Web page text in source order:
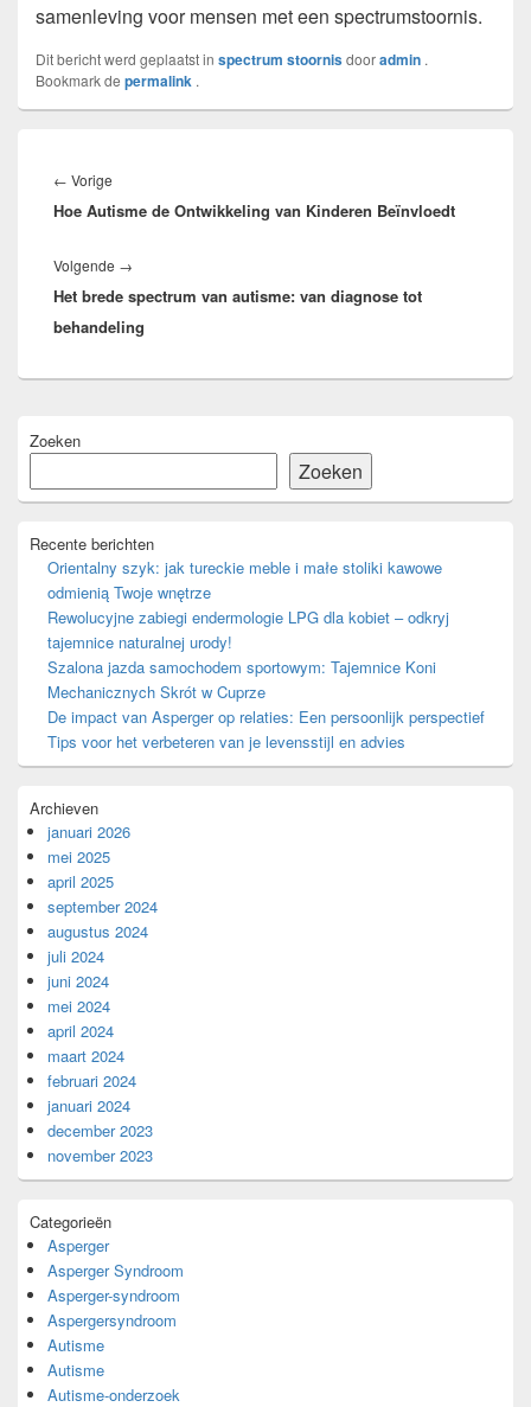
samenleving voor mensen met een spectrumstoornis.
Dit bericht werd geplaatst in spectrum stoornisdooradmin .
Bookmark de permalink .
navigatie
← Vorige
bericht:
Hoe Autisme de Ontwikkeling van Kinderen Beïnvloedt
Volgende →
bericht:
Het brede spectrum van autisme: van diagnose tot
behandeling
zijbalk
gebied
Zoeken
Zoeken
Recente berichten
Orientalny szyk: jak tureckie meble i małe stoliki kawowe
odmienią Twoje wnętrze
Rewolucyjne zabiegi endermologie LPG dla kobiet – odkryj
tajemnice naturalnej urody!
Szalona jazda samochodem sportowym: Tajemnice Koni
Mechanicznych Skrót w Cuprze
De impact van Asperger op relaties: Een persoonlijk perspectief
Tips voor het verbeteren van je levensstijl en advies
Archieven
januari 2026
mei 2025
april 2025
september 2024
augustus 2024
juli 2024
juni 2024
mei 2024
april 2024
maart 2024
februari 2024
januari 2024
december 2023
november 2023
Categorieën
Asperger
Asperger Syndroom
Asperger-syndroom
Aspergersyndroom
Autisme
Autisme
Autisme-onderzoek